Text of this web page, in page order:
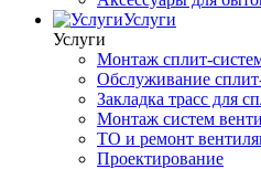
Услуги
Услуги
Монтаж сплит-
Обслуживание
Закладка трасс для
Монтаж систем
ТО и ремонт
Проектирование